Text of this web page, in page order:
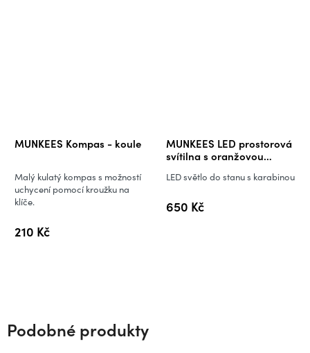
MUNKEES Kompas - koule
210 Kč
Malý kulatý kompas s možností
uchycení pomocí kroužku na
klíče.
MUNKEES LED prostorová
svítilna s oranžovou
650 Kč
LED světlo do stanu s karabinou
Podobné produkty